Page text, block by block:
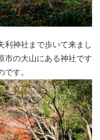
神社まで歩いて来まし
市の大山にある神社です
す。